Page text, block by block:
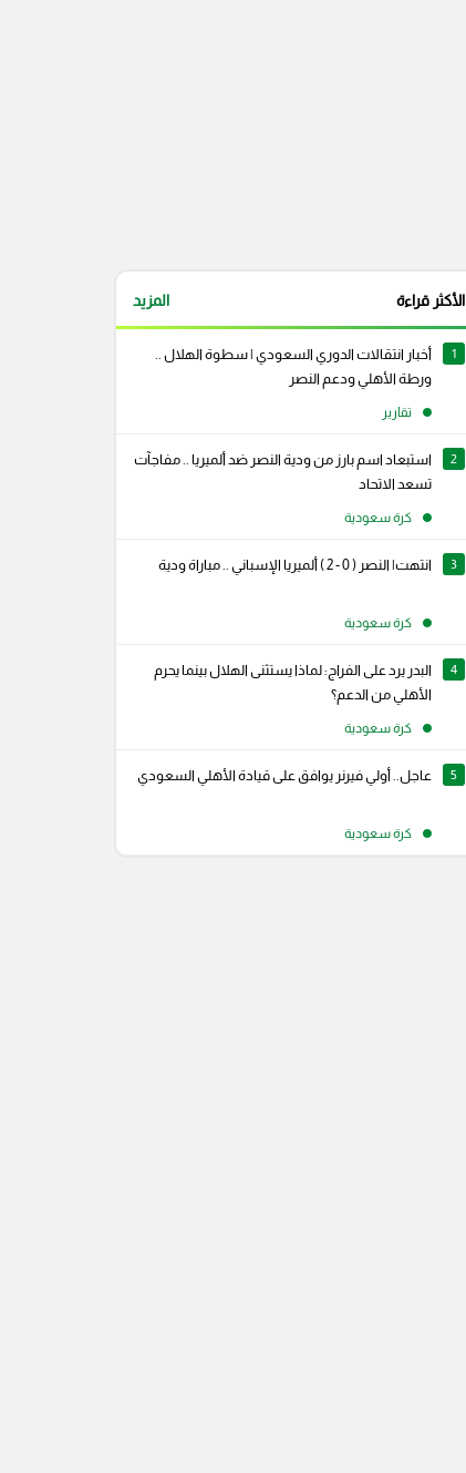
سناب شات
الأكثر قراءة المزيد
1
أخبار انتقالات الدوري السعودي | سطوة الهلال ..
ورطة الأهلي ودعم النصر
تقارير
2
استبعاد اسم بارز من ودية النصر ضد ألميريا .. مفاجآت
تسعد الاتحاد
كرة سعودية
3 انتهت| النصر ( 0 - 2 ) ألميريا الإسباني .. مباراة ودية
كرة سعودية
4
البدر يرد على الفراج: لماذا يستثنى الهلال بينما يحرم
الأهلي من الدعم؟
كرة سعودية
5 عاجل.. أولي فيرنر يوافق على قيادة الأهلي السعودي
كرة سعودية